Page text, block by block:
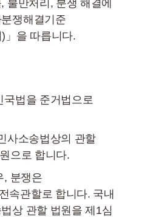
불만처리, 분쟁 해결에
쟁해결기준
」을 따릅니다.
국법을 준거법으로
사소송법상의 관할
으로 합니다.
, 분쟁은
속관할로 합니다. 국내
상 관할 법원을 제1심